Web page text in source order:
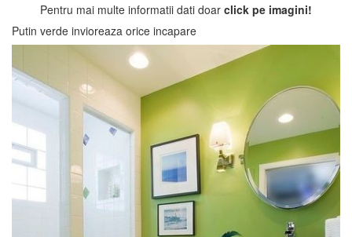
Pentru mai multe informatii dati doar click pe imagini!
Putin verde invioreaza orice incapare